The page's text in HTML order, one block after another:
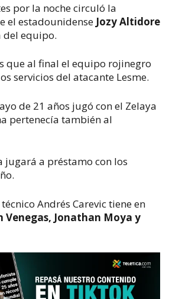
por la noche circuló la
el estadounidense Jozy Altidore
del equipo.
que al final el equipo rojinegro
servicios del atacante Lesme.
de 21 años jugó con el Zelaya
pertenecía también al
a préstamo con los
Andrés Carevic tiene en
Venegas, Jonathan Moya y